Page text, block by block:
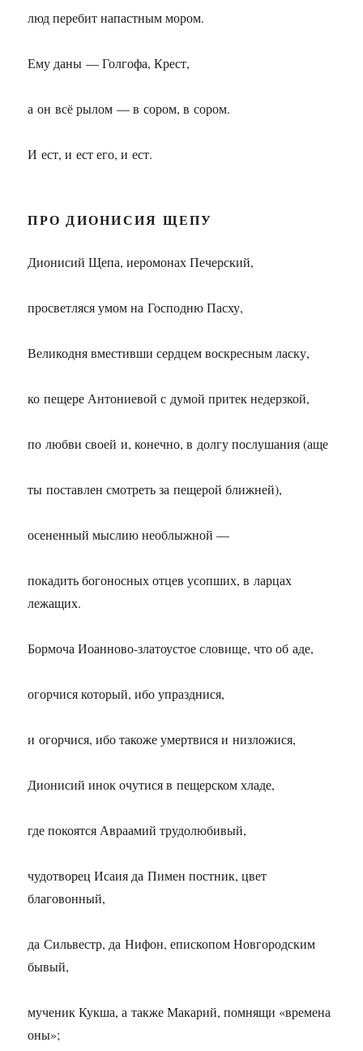
люд перебит напастным мором.
Ему даны — Голгофа, Крест,
а он всё рылом — в сором, в сором.
И ест, и ест его, и ест.
ПРО ДИОНИСИЯ ЩЕПУ
Дионисий Щепа, иеромонах Печерский,
просветляся умом на Господню Пасху,
Великодня вместивши сердцем воскресным ласку,
ко пещере Антониевой с думой притек недерзкой,
по любви своей и, конечно, в долгу послушания (аще
ты поставлен смотреть за пещерой ближней),
осененный мыслию необлыжной —
покадить богоносных отцев усопших, в ларцах
лежащих.
Бормоча Иоанново-златоустое словище, что об аде,
огорчися который, ибо упразднися,
и огорчися, ибо такоже умертвися и низложися,
Дионисий инок очутися в пещерском хладе,
где покоятся Авраамий трудолюбивый,
чудотворец Исаия да Пимен постник, цвет
благовонный,
да Сильвестр, да Нифон, епископом Новгородским
бывый,
мученик Кукша, а также Макарий, помнящи «времена
оны»;